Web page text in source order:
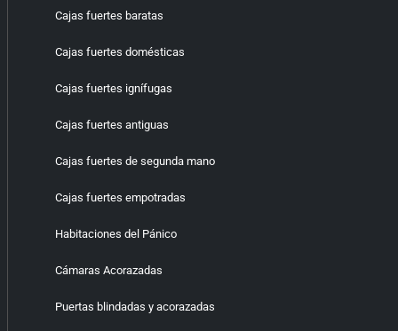
Cajas fuertes baratas
Cajas fuertes domésticas
Cajas fuertes ignífugas
Cajas fuertes antiguas
Cajas fuertes de segunda mano
Cajas fuertes empotradas
Habitaciones del Pánico
Cámaras Acorazadas
Puertas blindadas y acorazadas